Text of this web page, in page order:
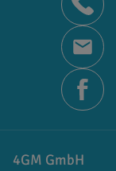
4GM GmbH